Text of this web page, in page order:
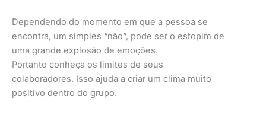
Dependendo do momento em que a pessoa se
encontra, um simples “não”, pode ser o estopim de
uma grande explosão de emoções.
Portanto conheça os limites de seus
colaboradores. Isso ajuda a criar um clima muito
positivo dentro do grupo.